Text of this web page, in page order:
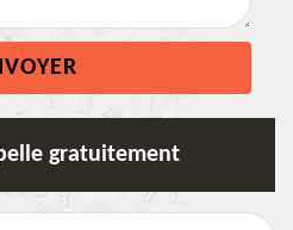
gratuitement